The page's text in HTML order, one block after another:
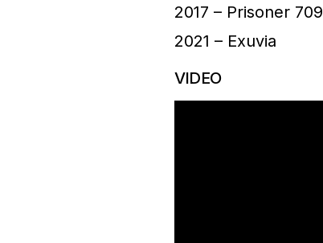
2017 – Prisoner 709
2021 – Exuvia
VIDEO